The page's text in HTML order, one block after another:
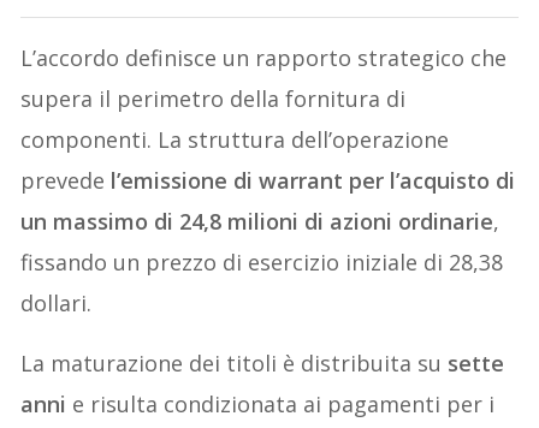
L’accordo definisce un rapporto strategico che
supera il perimetro della fornitura di
componenti. La struttura dell’operazione
prevede l’emissione di warrant per l’acquisto di
un massimo di 24,8 milioni di azioni ordinarie,
fissando un prezzo di esercizio iniziale di 28,38
dollari.
La maturazione dei titoli è distribuita su sette
anni e risulta condizionata ai pagamenti per i